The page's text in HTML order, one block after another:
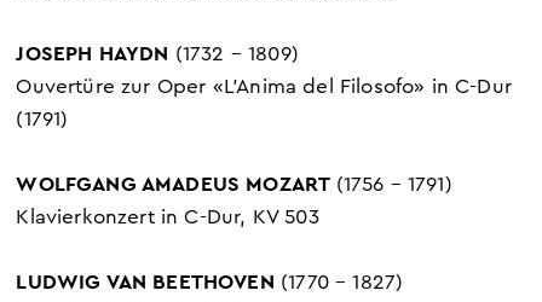
JOSEPH HAYDN (1732 – 1809)
Ouvertüre zur Oper «L’Anima del Filosofo» in C-Dur
(1791)
WOLFGANG AMADEUS MOZART (1756 – 1791)
Klavierkonzert in C-Dur, KV 503
LUDWIG VAN BEETHOVEN (1770 – 1827)